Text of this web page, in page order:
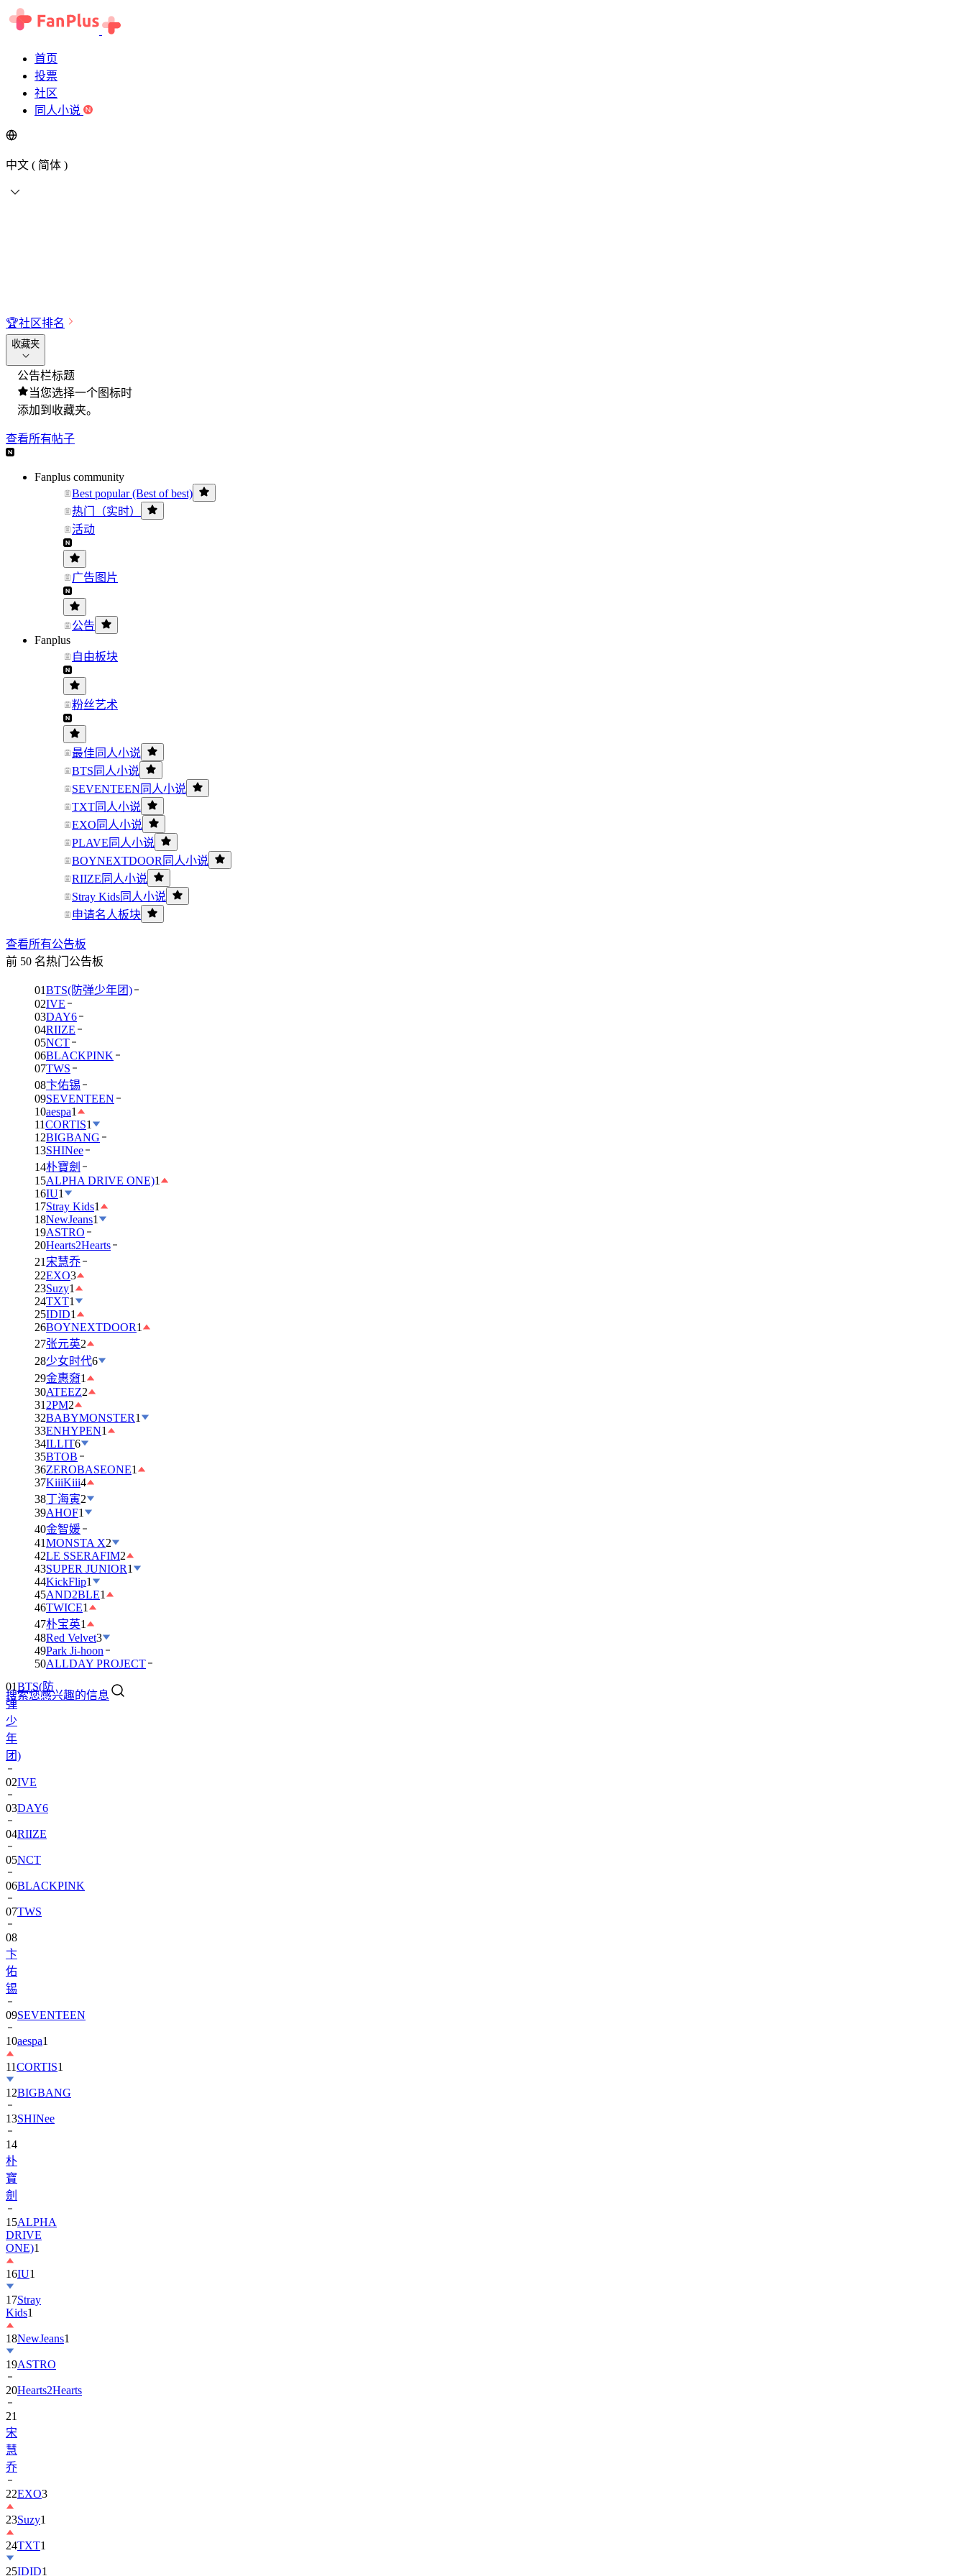
首页
投票
社区
同人小说
中文 ( 简体 )
🏆社区排名
收藏夹
公告栏标题
当您选择一个图标时
添加到收藏夹。
查看所有帖子
Fanplus community
Best popular (Best of best)
热门（实时）
活动
广告图片
公告
Fanplus
自由板块
粉丝艺术
最佳同人小说
BTS同人小说
SEVENTEEN同人小说
TXT同人小说
EXO同人小说
PLAVE同人小说
BOYNEXTDOOR同人小说
RIIZE同人小说
Stray Kids同人小说
申请名人板块
查看所有公告板
前 50 名热门公告板
01BTS(防弹少年团)
02IVE
03DAY6
04RIIZE
05NCT
06BLACKPINK
07TWS
08卞佑锡
09SEVENTEEN
10aespa1
11CORTIS1
12BIGBANG
13SHINee
14朴寶劍
15ALPHA DRIVE ONE)1
16IU1
17Stray Kids1
18NewJeans1
19ASTRO
20Hearts2Hearts
21 宋慧乔
22EXO3
23Suzy1
24TXT1
25IDID1
26BOYNEXTDOOR1
27张元英2
28少女时代6
29金惠奫1
30ATEEZ2
31 2PM2
32BABYMONSTER1
33ENHYPEN1
34ILLIT6
35BTOB
36ZEROBASEONE1
37KiiiKiii4
38丁海寅2
39AHOF1
40金智媛
41MONSTA X2
42LE SSERAFIM2
43SUPER JUNIOR1
44KickFlip1
45AND2BLE1
46TWICE1
47朴宝英1
48Red Velvet3
49Park Ji-hoon
50ALLDAY PROJECT
搜索您感兴趣的信息
01BTS(防
弹
少
年
团)
02IVE
03DAY6
04RIIZE
05NCT
06BLACKPINK
07TWS
08
卞
佑
锡
09SEVENTEEN
10aespa1
11CORTIS1
12BIGBANG
13SHINee
14
朴
寶
劍
15ALPHA
DRIVE
ONE)1
16IU1
17Stray
Kids1
18NewJeans1
19ASTRO
20Hearts2Hearts
21
宋
慧
乔
22EXO3
23Suzy1
24TXT1
25IDID1